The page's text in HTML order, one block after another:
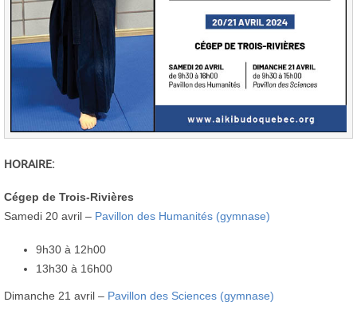
HORAIRE:
Cégep de Trois-Rivières
Samedi 20 avril – Pavillon des Humanités (gymnase)
9h30 à 12h00
13h30 à 16h00
Dimanche 21 avril – Pavillon des Sciences (gymnase)